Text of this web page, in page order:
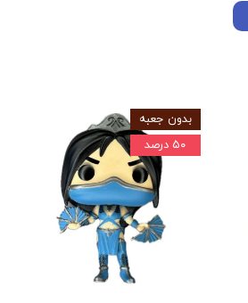
بدون جعبه
۵۰ درصد